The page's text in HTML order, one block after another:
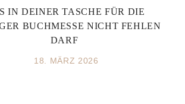
IN DEINER TASCHE FÜR DIE
BUCHMESSE NICHT FEHLEN
DARF
18. MÄRZ 2026